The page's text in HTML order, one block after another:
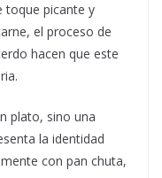
toque picante y
el proceso de
hacen que este
plato, sino una
la identidad
con pan chuta,